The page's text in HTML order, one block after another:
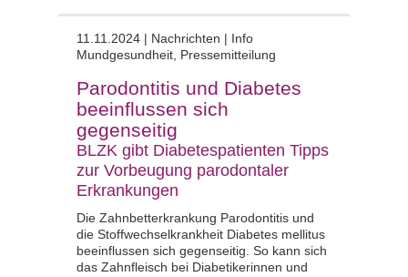
11.11.2024 | Nachrichten | Info
Mundgesundheit, Pressemitteilung
Parodontitis und Diabetes
beeinflussen sich
gegenseitig
BLZK gibt Diabetespatienten Tipps
zur Vorbeugung parodontaler
Erkrankungen
Die Zahnbetterkrankung Parodontitis und
die Stoffwechselkrankheit Diabetes mellitus
beeinflussen sich gegenseitig. So kann sich
das Zahnfleisch bei Diabetikerinnen und